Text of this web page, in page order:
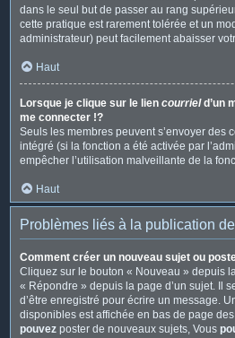
dans le seul but de passer au rang
cette pratique est rarement tolérée et un
administrateur) peut facilement abaisser
Haut
Lorsque je clique sur le lien courrield’un
me connecter !?
Seuls les membres peuvent s’envoyer des
intégré (si la fonction a été activée par
empêcher l’utilisation malveillante de la
Haut
Problèmes liés à la publication
Comment créer un nouveau sujet ou
Cliquez sur le bouton « Nouveau » depuis
« Répondre » depuis la page d’un sujet. Il
d’être enregistré pour écrire un message.
disponibles est affichée en bas de page
pouvez poster de nouveaux sujets, Vous